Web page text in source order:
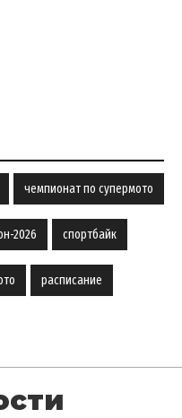
чемпионат по супермото
2026 спортбайк
расписание